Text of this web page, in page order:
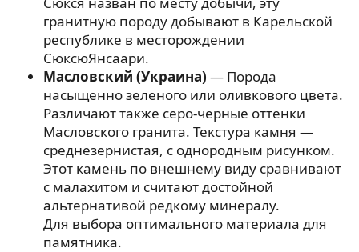
гранитную породу добывают в Карельской
республике в месторождении
СюксюЯнсаари.
Масловский (Украина) — Порода
насыщенно зеленого или оливкового цвета.
Различают также серо-черные оттенки
Масловского гранита. Текстура камня —
среднезернистая, с однородным рисунком.
Этот камень по внешнему виду сравнивают
с малахитом и считают достойной
альтернативой редкому минералу.
Для выбора оптимального материала для
памятника.